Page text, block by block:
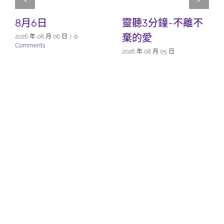
8月6日
2026 年 08 月 06 日
0
Comments
靈聽3分鐘-不離不
棄的愛
2026 年 08 月 05 日